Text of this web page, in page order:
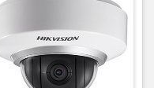
khác.
cam kết
tốt, dịch vụ chuyên
doanh nghiệp cũng như